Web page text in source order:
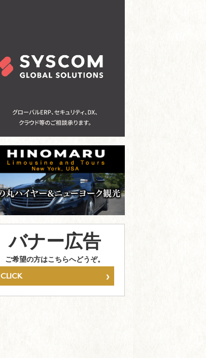
バナー広告
ご希望の方はこちらへどうぞ。
CLICK ›